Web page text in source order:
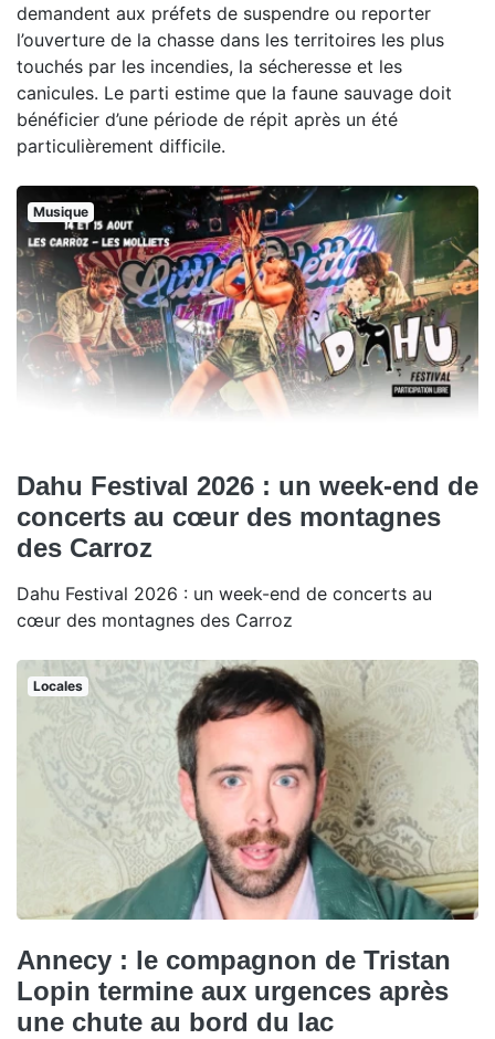
demandent aux préfets de suspendre ou reporter
l’ouverture de la chasse dans les territoires les plus
touchés par les incendies, la sécheresse et les
canicules. Le parti estime que la faune sauvage doit
bénéficier d’une période de répit après un été
particulièrement difficile.
Musique
Dahu Festival 2026 : un week-end de
concerts au cœur des montagnes
des Carroz
Dahu Festival 2026 : un week-end de concerts au
cœur des montagnes des Carroz
Locales
Annecy : le compagnon de Tristan
Lopin termine aux urgences après
une chute au bord du lac